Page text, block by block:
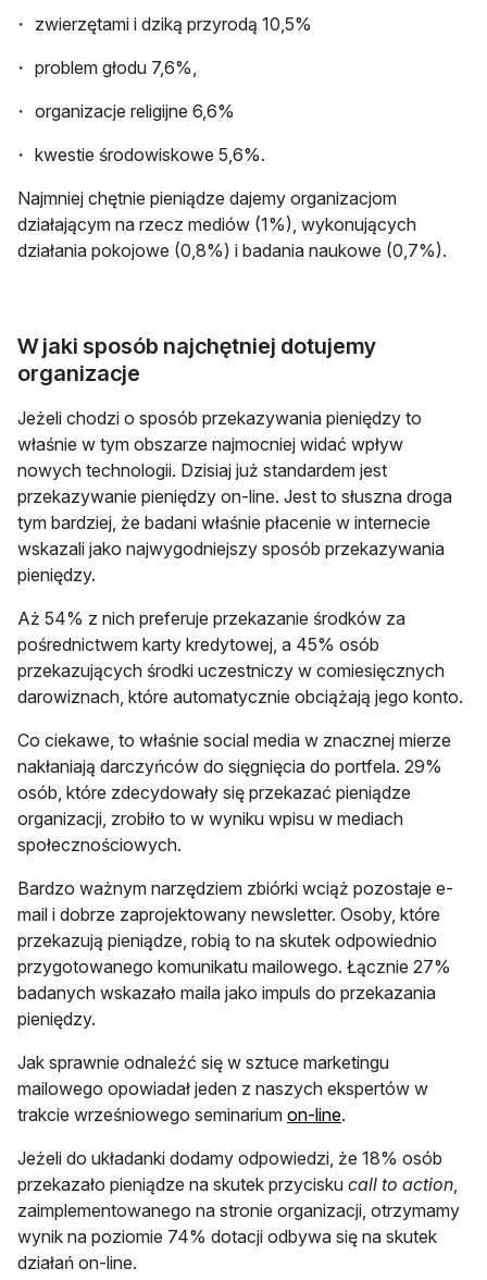
zwierzętami i dziką przyrodą 10,5%
problem głodu 7,6%,
organizacje religijne 6,6%
kwestie środowiskowe 5,6%.
Najmniej chętnie pieniądze dajemy organizacjom
działającym na rzecz mediów (1%), wykonujących
działania pokojowe (0,8%) i badania naukowe (0,7%).
W jaki sposób najchętniej dotujemy
organizacje
Jeżeli chodzi o sposób przekazywania pieniędzy to
właśnie w tym obszarze najmocniej widać wpływ
nowych technologii. Dzisiaj już standardem jest
przekazywanie pieniędzy on-line. Jest to słuszna droga
tym bardziej, że badani właśnie płacenie w internecie
wskazali jako najwygodniejszy sposób przekazywania
pieniędzy.
Aż 54% z nich preferuje przekazanie środków za
pośrednictwem karty kredytowej, a 45% osób
przekazujących środki uczestniczy w comiesięcznych
darowiznach, które automatycznie obciążają jego konto.
Co ciekawe, to właśnie social media w znacznej mierze
nakłaniają darczyńców do sięgnięcia do portfela. 29%
osób, które zdecydowały się przekazać pieniądze
organizacji, zrobiło to w wyniku wpisu w mediach
społecznościowych.
Bardzo ważnym narzędziem zbiórki wciąż pozostaje e-
mail i dobrze zaprojektowany newsletter. Osoby, które
przekazują pieniądze, robią to na skutek odpowiednio
przygotowanego komunikatu mailowego. Łącznie 27%
badanych wskazało maila jako impuls do przekazania
pieniędzy.
Jak sprawnie odnaleźć się w sztuce marketingu
mailowego opowiadał jeden z naszych ekspertów w
trakcie wrześniowego seminarium on-lineotwiera się w
.
Jeżeli do układanki dodamy odpowiedzi, że 18% osób
przekazało pieniądze na skutek przycisku call to action,
zaimplementowanego na stronie organizacji, otrzymamy
wynik na poziomie 74% dotacji odbywa się na skutek
działań on-line.